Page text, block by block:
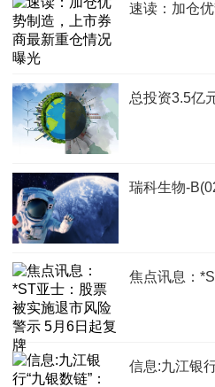
速读：加仓
总投资3.5亿
瑞科生物-
焦点讯息：
信息:九江银